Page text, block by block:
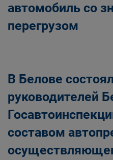
автомобиль со
перегрузом
В Белове
руководителей
составом